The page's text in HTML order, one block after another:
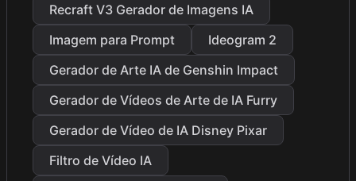
Recraft V3 Gerador de Imagens IA
Imagem para Prompt
Ideogram 2
Gerador de Arte IA de Genshin Impact
Gerador de Vídeos de Arte de IA Furry
Gerador de Vídeo de IA Disney Pixar
Filtro de Vídeo IA